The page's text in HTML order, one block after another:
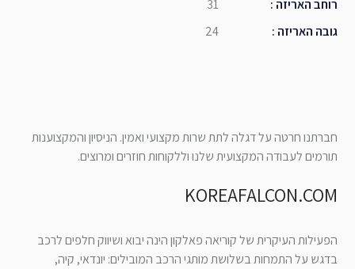
31
: רוחב האריזה
24
: גובה האריזה
חברתנו חרטה על דגלה לתת שרות מקצועי ואמין. הניסיון והמקצוענות
תורמים לעבודה המקצועית שלנו וללקוחות חוזרים ומרוצים.
KOREAFALCON.COM
הפעילות העיקרית של קוריאה פאלקון הינה יבוא ושיווק חלפים לרכב
בדגש על התמחות בשלושת מותגי הרכב המובילים: יונדאי, קיה,